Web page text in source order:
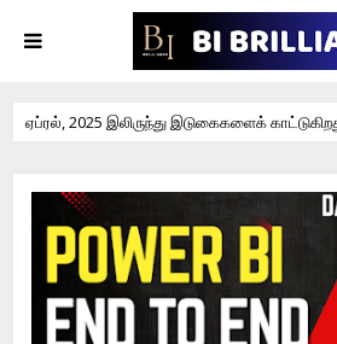
ஏப்ரல், 2025 இலிருந்து இடுகைகளைக்